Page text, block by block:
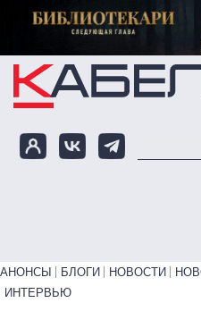
Перейти к основному
Primary links bottom
АНОНСЫ БЛОГИ НОВОСТИ
ИНТЕРВЬЮ